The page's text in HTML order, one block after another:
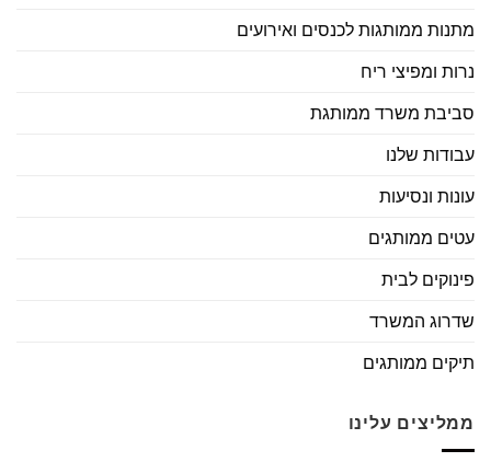
מתנות ממותגות לכנסים ואירועים
נרות ומפיצי ריח
סביבת משרד ממותגת
עבודות שלנו
עונות ונסיעות
עטים ממותגים
פינוקים לבית
שדרוג המשרד
תיקים ממותגים
ממליצים עלינו